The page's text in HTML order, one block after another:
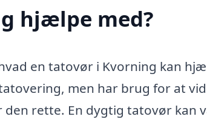
hjælpe med?
en tatovør i Kvorning kan
men har brug for at
rette. En dygtig tatovør kan